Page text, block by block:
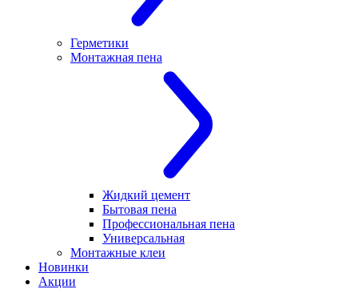
Герметики
Монтажная пена
Жидкий цемент
Бытовая пена
Профессиональная пена
Универсальная
Монтажные клеи
Новинки
Акции